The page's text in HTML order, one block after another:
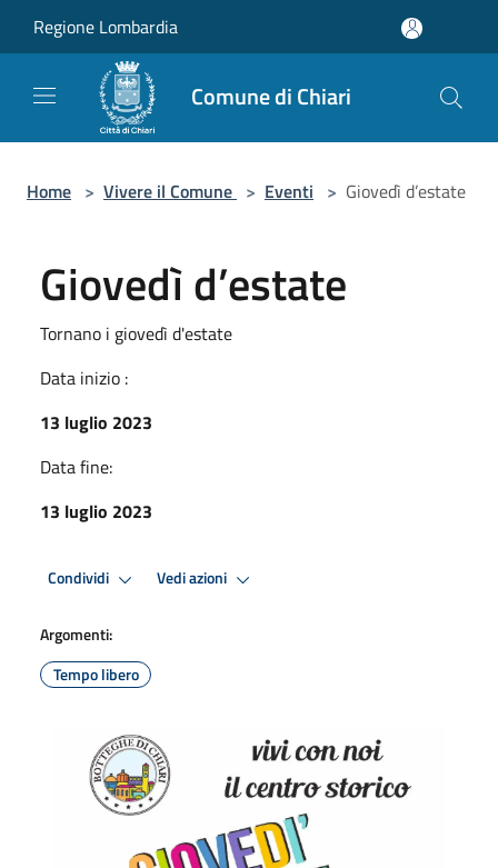
Regione Lombardia
Comune di Chiari
Home > Vivere il Comune > Eventi > Giovedì d’estate
Giovedì d’estate
Tornano i giovedì d'estate
Data inizio :
13 luglio 2023
Data fine:
13 luglio 2023
Condividi Vedi azioni
Argomenti:
Tempo libero